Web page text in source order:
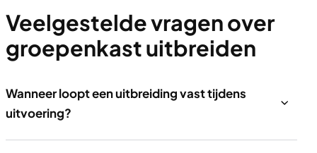
Veelgestelde vragen over
groepenkast uitbreiden
Wanneer loopt een uitbreiding vast tijdens
uitvoering?